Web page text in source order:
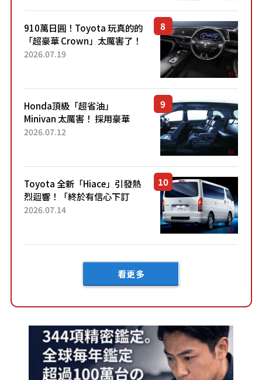
了！...
910萬日圓！Toyota 玩真的的
「超豪華 Crown」太厲害了！
採用由「匠人技藝」打造的
2026.07.19
Honda頂級「超省油」
Minivan 太厲害！ 採用豪華
「真皮座椅」與專屬「黑色內
「三...
2026.07.12
Toyota 全新「Hiace」引發熱
烈迴響！「終於有信心下訂
了！」「哪個等級交車最
車？...
2026.07.14
看更多